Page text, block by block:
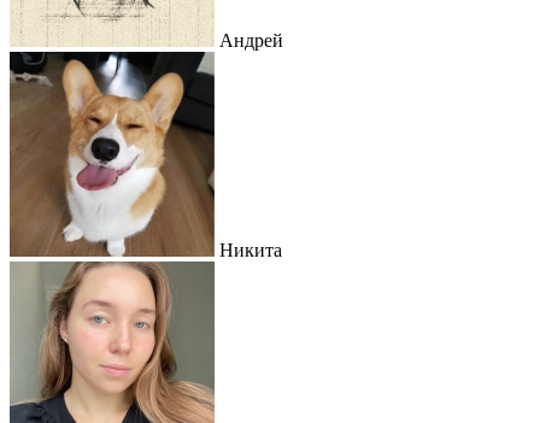
Андрей
Никита